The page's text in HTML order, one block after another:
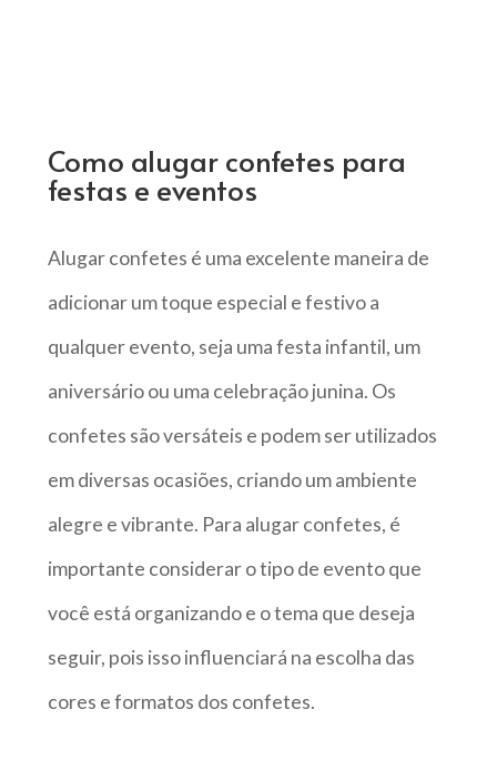
Como alugar confetes para
festas e eventos
Alugar confetes é uma excelente maneira de
adicionar um toque especial e festivo a
qualquer evento, seja uma festa infantil, um
aniversário ou uma celebração junina. Os
confetes são versáteis e podem ser utilizados
em diversas ocasiões, criando um ambiente
alegre e vibrante. Para alugar confetes, é
importante considerar o tipo de evento que
você está organizando e o tema que deseja
seguir, pois isso influenciará na escolha das
cores e formatos dos confetes.